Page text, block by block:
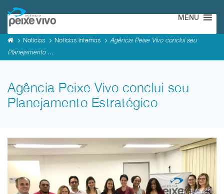
MENU
Notícias Notícias internas
Agência Peixe Vivo conclui seu
Planejamento ...
Agência Peixe Vivo conclui seu
Planejamento Estratégico